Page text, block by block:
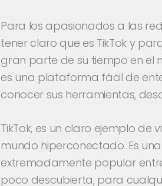
Para los apasionados a las
tener claro que es TikTok y
gran parte de su tiempo en el
es una plataforma fácil de
conocer sus herramientas,
TikTok, es un claro ejemplo de
mundo hiperconectado. Es
extremadamente popular
poco descubierta, para